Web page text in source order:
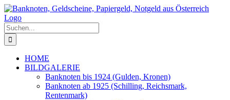
Zum
Inhalt
springen
Suche
nach:
HOME
BILDGALERIE
Banknoten bis 1924 (Gulden, Kronen)
Banknoten ab 1925 (Schilling, Reichsmark,
Rentenmark)